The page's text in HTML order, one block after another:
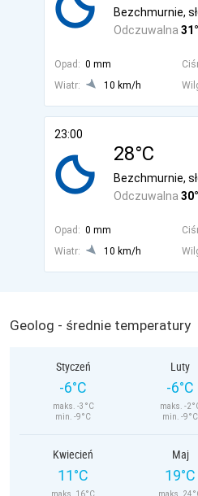
Odczuwalna
Bezchmurnie,
Opad: 0 mm
Wiatr:
10 km/h
23:00
28°C
Odczuwalna
Bezchmurnie,
Opad: 0 mm
Wiatr:
10 km/h
Geolog - średnie temperatury
Styczeń
-6°C
maks. -3°C
min. -9°C
Luty
-6°C
maks. -
min. -9°C
Kwiecień
11°C
maks. 16°C
Maj
19°C
maks.